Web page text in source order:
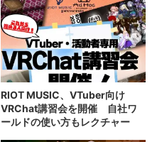
RIOT MUSIC、VTuber向け
VRChat講習会を開催 自社ワ
ールドの使い方もレクチャー